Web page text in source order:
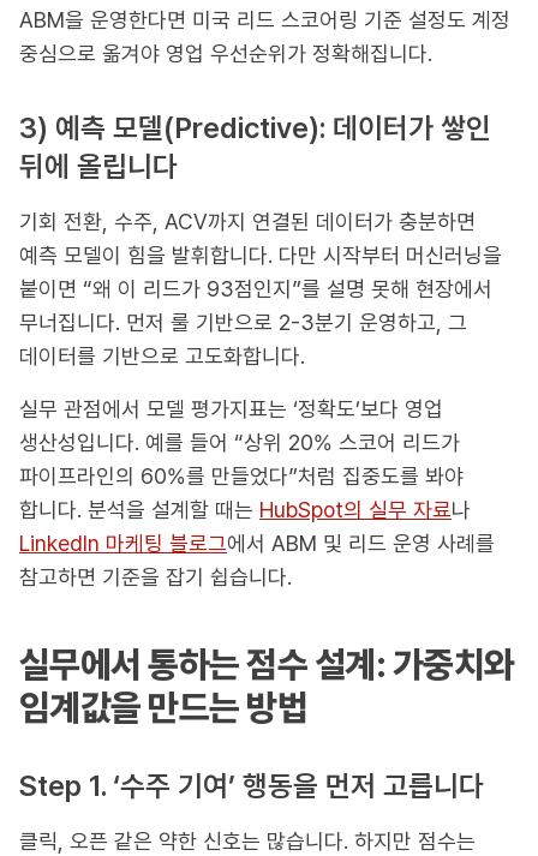
ABM을 운영한다면 미국 리드 스코어링 기준 설정도 계정
중심으로 옮겨야 영업 우선순위가 정확해집니다.
3) 예측 모델(Predictive): 데이터가 쌓인
뒤에 올립니다
기회 전환, 수주, ACV까지 연결된 데이터가 충분하면
예측 모델이 힘을 발휘합니다. 다만 시작부터 머신러닝을
붙이면 “왜 이 리드가 93점인지”를 설명 못해 현장에서
무너집니다. 먼저 룰 기반으로 2-3분기 운영하고, 그
데이터를 기반으로 고도화합니다.
실무 관점에서 모델 평가지표는 ‘정확도’보다 영업
생산성입니다. 예를 들어 “상위 20% 스코어 리드가
파이프라인의 60%를 만들었다”처럼 집중도를 봐야
합니다. 분석을 설계할 때는 HubSpot의 실무 자료나
LinkedIn 마케팅 블로그에서 ABM 및 리드 운영 사례를
참고하면 기준을 잡기 쉽습니다.
실무에서 통하는 점수 설계: 가중치와
임계값을 만드는 방법
Step 1. ‘수주 기여’ 행동을 먼저 고릅니다
클릭, 오픈 같은 약한 신호는 많습니다. 하지만 점수는